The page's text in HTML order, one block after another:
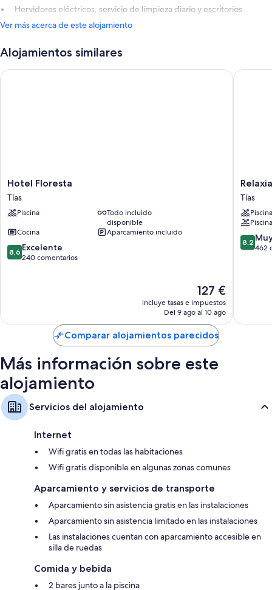
Hervidores eléctricos, servicio de limpieza diario y escritorios
Ver más acerca de este alojamiento
Alojamientos similares
Hotel
Floresta
Tías
Hotel Floresta
Tías
Piscina
Todo incluido
disponible
Cocina
Aparcamiento incluido
8.6
sobre
8,6 Excelente
240 comentarios
El
precio
actual
de
127 €
127 €
incluye tasas e impuestos
Del 9 ago al 10 ago
Hotel Floresta
Relaxia
Olivina-
All
Inclusive
Tías
Tías
Piscina
8.2
sobre
8,2
462
Relaxia
Comparar alojamientos parecidos
Más información sobre este
alojamiento
Servicios del alojamiento
Internet
Wifi gratis en todas las habitaciones
Wifi gratis disponible en algunas zonas comunes
Aparcamiento y servicios de transporte
Aparcamiento sin asistencia gratis en las instalaciones
Aparcamiento sin asistencia limitado en las instalaciones
Las instalaciones cuentan con aparcamiento accesible en
silla de ruedas
Comida y bebida
2 bares junto a la piscina